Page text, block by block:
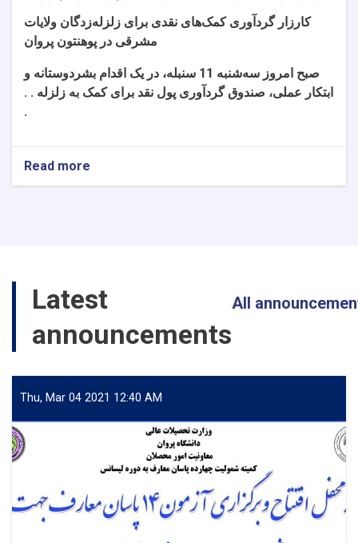
کارزار گردآوری کمک‌های نقدی برای زلزله‌زدگان ولایات
مشرقی در پوهنتون پروان
صبح امروز سه‌شنبه 11 سنبله، در یک اقدام بشردوستانه و
ابتکار عملی، صندوق گردآوری پول نقد برای کمک به زلزله . .
.
Read more
کارزار
مشرقی
در
پوهنتون
پروان
Latest
announcements
All
Thu, Mar 04 2021 12:40 AM